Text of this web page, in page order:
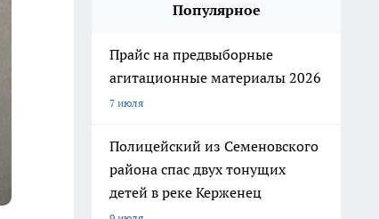
Популярное
Прайс на предвыборные
агитационные материалы 2026
7 июля
Полицейский из Семеновского
района спас двух тонущих
детей в реке Керженец